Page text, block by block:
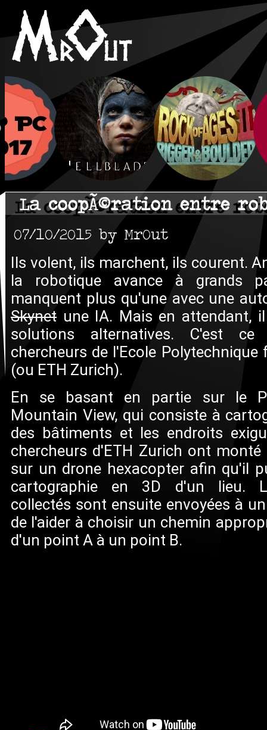
La coopÃ©ration entre
07/10/2015 by MrOut
Ils volent, ils marchent, ils courent.
la robotique avance à grands
manquent plus qu'une avec une
Skynet une IA. Mais en attendant,
solutions alternatives. C'est
chercheurs de l'Ecole Polytechnique
(ou ETH Zurich).
En se basant en partie sur le
Mountain View, qui consiste à
des bâtiments et les endroits
chercheurs d'ETH Zurich ont
sur un drone hexacopter afin qu'il
cartographie en 3D d'un lieu.
collectés sont ensuite envoyées à
de l'aider à choisir un chemin
d'un point A à un point B.